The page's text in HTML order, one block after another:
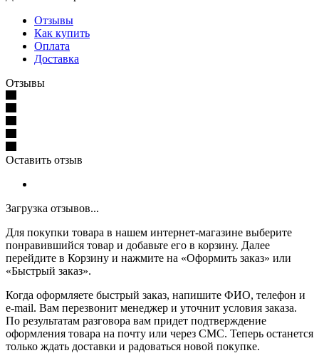
Отзывы
Как купить
Оплата
Доставка
Отзывы
Оставить отзыв
Загрузка отзывов...
Для покупки товара в нашем интернет-магазине выберите
понравившийся товар и добавьте его в корзину. Далее
перейдите в Корзину и нажмите на «Оформить заказ» или
«Быстрый заказ».
Когда оформляете быстрый заказ, напишите ФИО, телефон и
e-mail. Вам перезвонит менеджер и уточнит условия заказа.
По результатам разговора вам придет подтверждение
оформления товара на почту или через СМС. Теперь останется
только ждать доставки и радоваться новой покупке.